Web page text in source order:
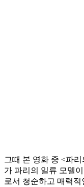
그때 본 영화 중 <파리
가 파리의 일류 모델
로서 청순하고 매력